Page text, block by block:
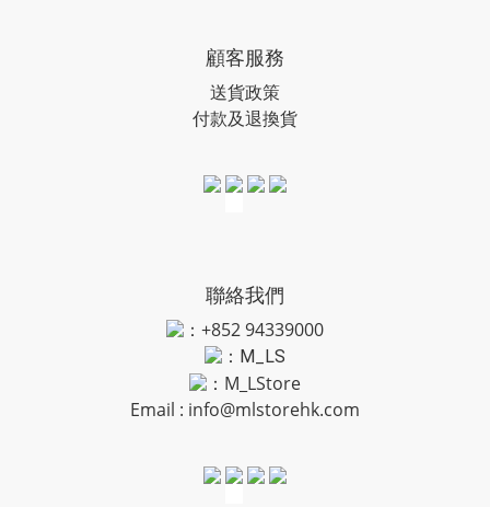
顧客服務
送貨政策
付款及退換貨
聯絡我們
：+852 94339000
： M_LS
：M_LStore
Email : info@mlstorehk.com